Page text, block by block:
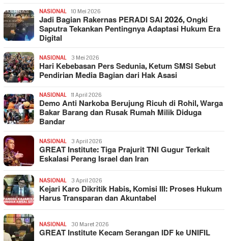
NASIONAL 10 Mei 2026
Jadi Bagian Rakernas PERADI SAI 2026, Ongki
Saputra Tekankan Pentingnya Adaptasi Hukum Era
Digital
NASIONAL 3 Mei 2026
Hari Kebebasan Pers Sedunia, Ketum SMSI Sebut
Pendirian Media Bagian dari Hak Asasi
NASIONAL 11 April 2026
Demo Anti Narkoba Berujung Ricuh di Rohil, Warga
Bakar Barang dan Rusak Rumah Milik Diduga
Bandar
NASIONAL 3 April 2026
GREAT Institute: Tiga Prajurit TNI Gugur Terkait
Eskalasi Perang Israel dan Iran
NASIONAL 3 April 2026
Kejari Karo Dikritik Habis, Komisi III: Proses Hukum
Harus Transparan dan Akuntabel
NASIONAL 30 Maret 2026
GREAT Institute Kecam Serangan IDF ke UNIFIL